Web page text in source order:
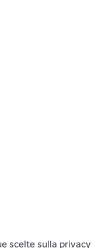
scelte sulla privacy